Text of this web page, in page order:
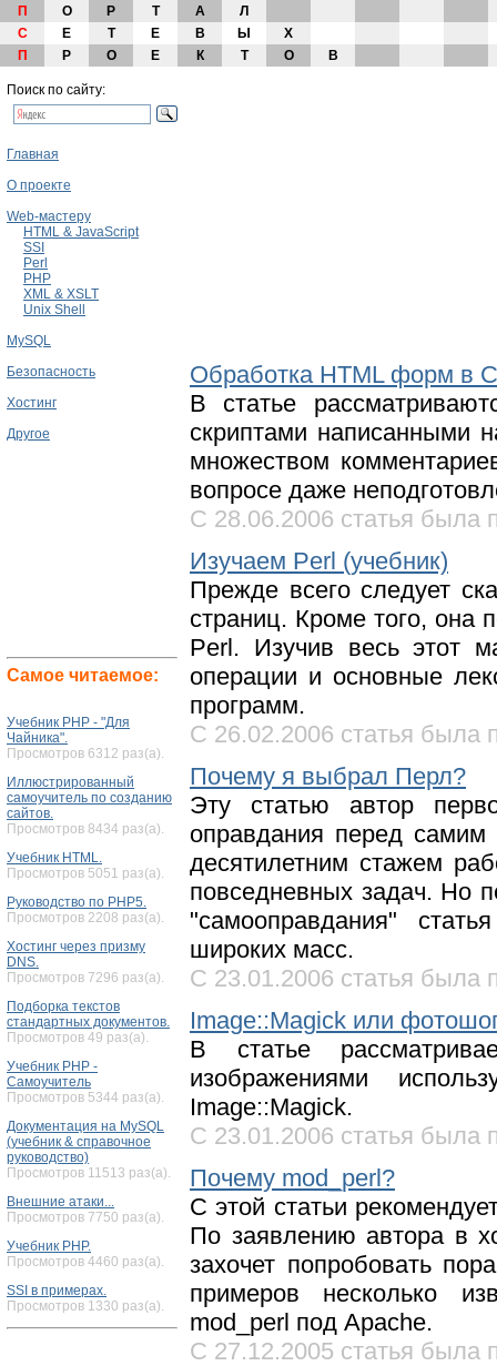
П О Р Т А
Л
С
Е Т Е В Ы
Х
П
Р О Е К Т О В
Поиск по сайту:
Главная
О проекте
Web-мастеру
HTML & JavaScript
SSI
Perl
PHP
XML & XSLT
Unix Shell
MySQL
Безопасность
Хостинг
Другое
Самое читаемое:
Учебник PHP - "Для
Чайника".
Просмотров 6312 раз(а).
Иллюстрированный
самоучитель по созданию
сайтов.
Просмотров 8434 раз(а).
Учебник HTML.
Просмотров 5051 раз(а).
Руководство по PHP5.
Просмотров 2208 раз(а).
Хостинг через призму
DNS.
Просмотров 7296 раз(а).
Подборка текстов
стандартных документов.
Просмотров 49 раз(а).
Учебник PHP -
Самоучитель
Просмотров 5344 раз(а).
Документация на MySQL
(учебник & справочное
руководство)
Просмотров 11513 раз(а).
Внешние атаки...
Просмотров 7750 раз(а).
Учебник PHP.
Просмотров 4460 раз(а).
SSI в примерах.
Просмотров 1330 раз(а).
Обработка HTML форм в
В статье
скриптами написанными
множеством
вопросе даже
С 28.06.2006 статья была
Изучаем Perl (учебник)
Прежде всего следует
страниц. Кроме того, она
Perl. Изучив весь этот
операции и основные
программ.
С 26.02.2006 статья была
Почему я выбрал Перл?
Эту статью автор
оправдания перед самим
десятилетним стажем
повседневных задач. Но
"самооправдания"
широких масс.
С 23.01.2006 статья была
Image::Magick или
В статье
изображениями
Image::Magick.
С 23.01.2006 статья была
Почему mod_perl?
C этой статьи
По заявлению автора в
захочет попробовать
примеров несколько
mod_perl под Apache.
С 27.12.2005 статья была